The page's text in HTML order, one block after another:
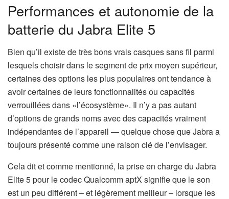
Performances et autonomie de la
batterie du Jabra Elite 5
Bien qu’il existe de très bons vrais casques sans fil parmi
lesquels choisir dans le segment de prix moyen supérieur,
certaines des options les plus populaires ont tendance à
avoir certaines de leurs fonctionnalités ou capacités
verrouillées dans «l’écosystème». Il n’y a pas autant
d’options de grands noms avec des capacités vraiment
indépendantes de l’appareil — quelque chose que Jabra a
toujours présenté comme une raison clé de l’envisager.
Cela dit et comme mentionné, la prise en charge du Jabra
Elite 5 pour le codec Qualcomm aptX signifie que le son
est un peu différent – ​​et légèrement meilleur – lorsque les